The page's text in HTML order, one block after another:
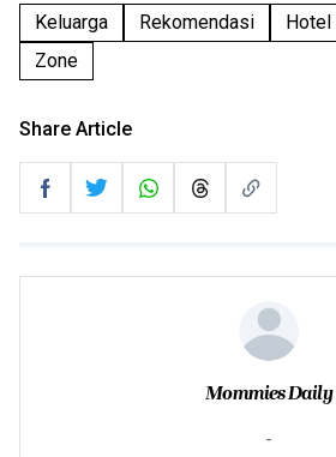
Keluarga Rekomendasi Hotel
Zone
Share Article
Mommies Daily
-